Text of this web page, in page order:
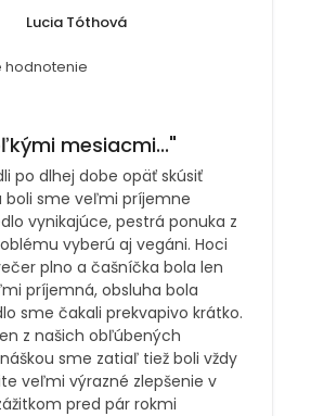
Lucia Tóthová
hodnotenie
mesiacmi..."
po dlhej dobe opäť skúsiť
boli sme veľmi príjemne
vynikajúce, pestrá ponuka z
vyberú aj vegáni. Hoci
plno a čašníčka bola len
príjemná, obsluha bola
sme čakali prekvapivo krátko.
z našich obľúbených
sme zatiaľ tiež boli vždy
veľmi výrazné zlepšenie v
pred pár rokmi